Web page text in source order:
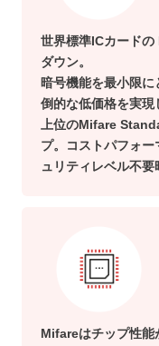
世界標準ICカード
ダウン。
暗号機能を最小限
倒的な低価格を実現
上位のMifare
プ。コストパフォ
ュリティレベル不要
Mifareはチップ性能